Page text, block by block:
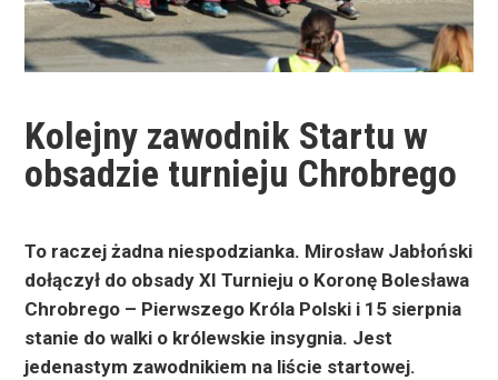
Kolejny zawodnik Startu w
obsadzie turnieju Chrobrego
To raczej żadna niespodzianka. Mirosław Jabłoński
dołączył do obsady XI Turnieju o Koronę Bolesława
Chrobrego – Pierwszego Króla Polski i 15 sierpnia
stanie do walki o królewskie insygnia. Jest
jedenastym zawodnikiem na liście startowej.